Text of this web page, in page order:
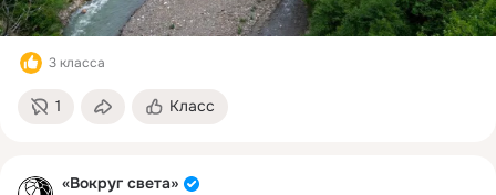
3 класса
1 Класс
«Вокруг света»